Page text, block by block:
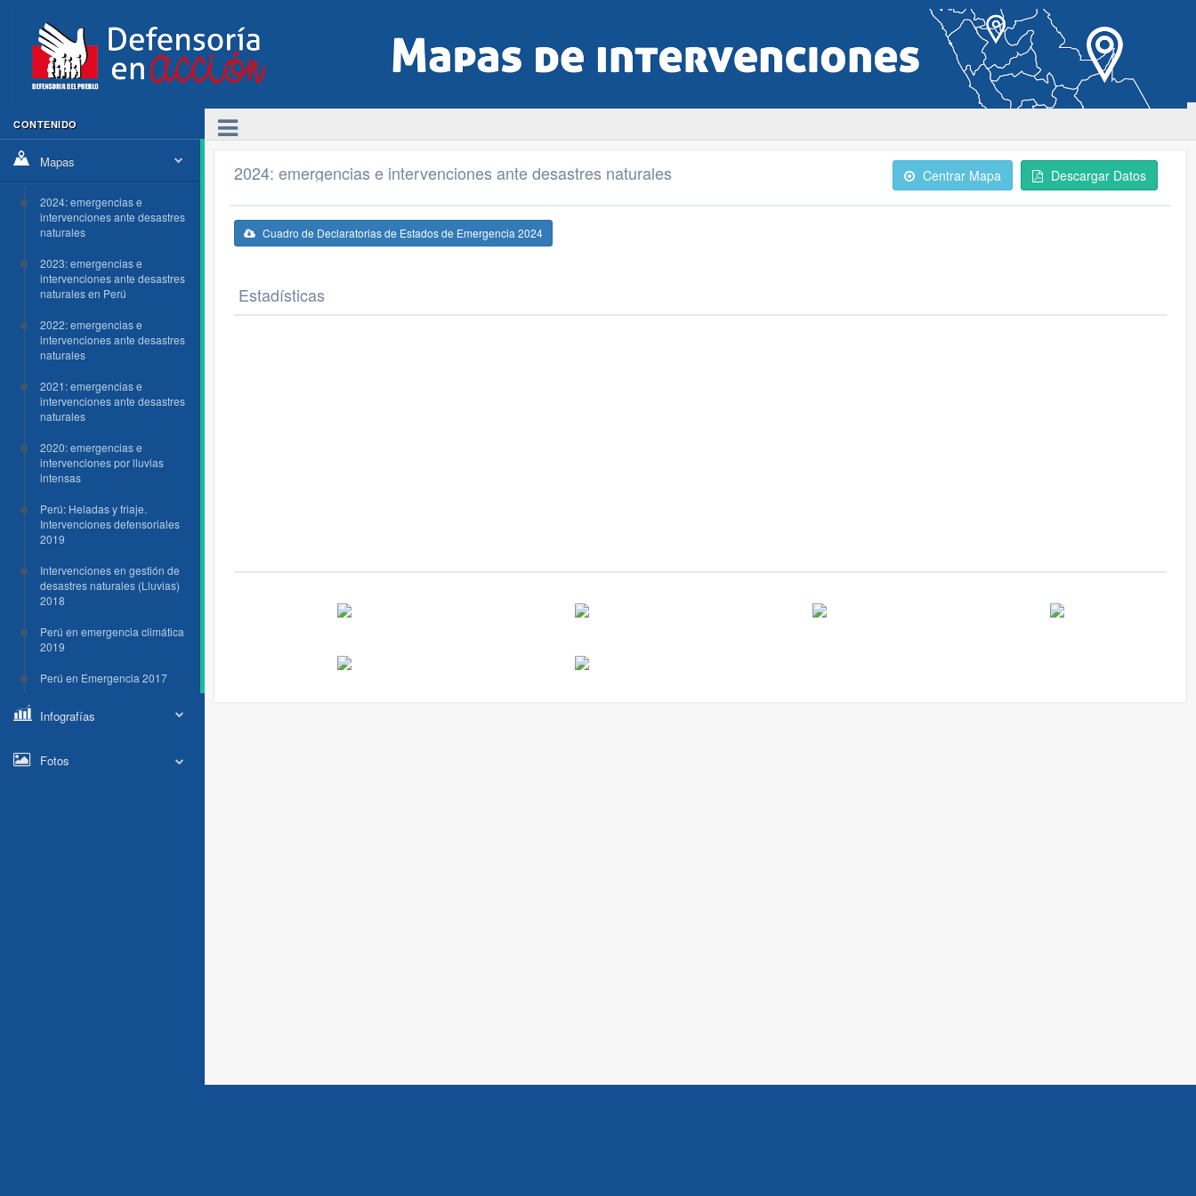
CONTENIDO
Mapas
2024: emergencias e
intervenciones ante desastres
naturales
2023: emergencias e
intervenciones ante desastres
naturales en Perú
2022: emergencias e
intervenciones ante desastres
naturales
2021: emergencias e
intervenciones ante desastres
naturales
2020: emergencias e
intervenciones por lluvias
intensas
Perú: Heladas y friaje.
Intervenciones defensoriales
2019
Intervenciones en gestión de
desastres naturales (Lluvias)
2018
Perú en emergencia climática
2019
Perú en Emergencia 2017
Infografías
Fotos
2024: emergencias e intervenciones ante desastres naturales Centrar Mapa Descargar Datos
Cuadro de Declaratorias de Estados de Emergencia 2024
Estadísticas